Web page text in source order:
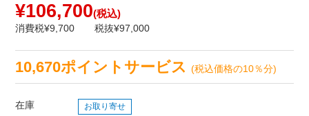
¥106,700(税込)
消費税¥9,700 税抜¥97,000
10,670ポイントサービス(税込価格の10％分)
在庫 お取り寄せ